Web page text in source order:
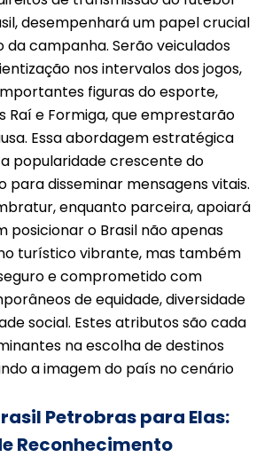
desempenhará um papel crucial
da campanha. Serão veiculados
nos intervalos dos jogos,
figuras do esporte,
Raí e Formiga, que emprestarão
Essa abordagem estratégica
popularidade crescente do
para disseminar mensagens vitais.
enquanto parceira, apoiará
posicionar o Brasil não apenas
turístico vibrante, mas também
e comprometido com
de equidade, diversidade
social. Estes atributos são cada
na escolha de destinos
a imagem do país no cenário
Petrobras para Elas:
Reconhecimento